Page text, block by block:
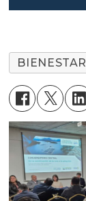
BIENESTAR